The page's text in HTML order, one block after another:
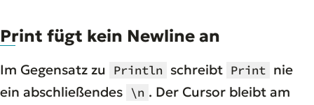
Print fügt kein Newline an
Im Gegensatz zu Println schreibt Print nie
ein abschließendes \n . Der Cursor bleibt am